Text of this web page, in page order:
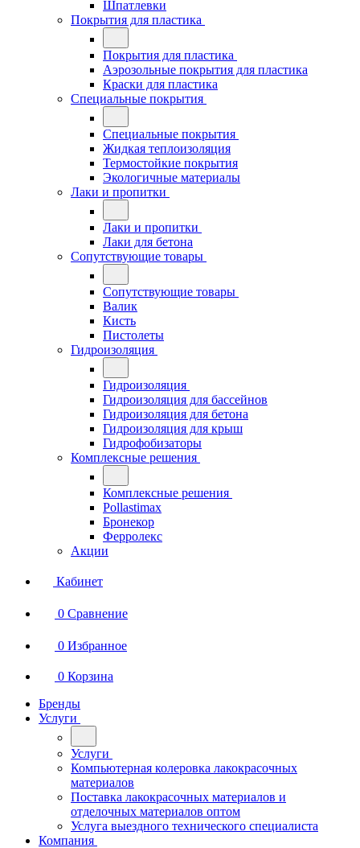
Шпатлевки
Покрытия для пластика
Покрытия для пластика
Аэрозольные покрытия для пластика
Краски для пластика
Специальные покрытия
Специальные покрытия
Жидкая теплоизоляция
Термостойкие покрытия
Экологичные материалы
Лаки и пропитки
Лаки и пропитки
Лаки для бетона
Сопутствующие товары
Сопутствующие товары
Валик
Кисть
Пистолеты
Гидроизоляция
Гидроизоляция
Гидроизоляция для бассейнов
Гидроизоляция для бетона
Гидроизоляция для крыш
Гидрофобизаторы
Комплексные решения
Комплексные решения
Pollastimax
Бронекор
Ферролекс
Акции
Кабинет
0 Сравнение
0 Избранное
0 Корзина
Бренды
Услуги
Услуги
Компьютерная колеровка лакокрасочных
материалов
Поставка лакокрасочных материалов и
отделочных материалов оптом
Услуга выездного технического специалиста
Компания